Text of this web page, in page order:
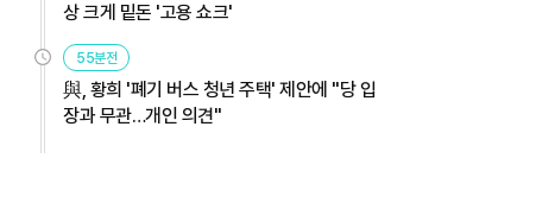
상 크게 밑돈 '고용 쇼크'
55분전
與, 황희 '폐기 버스 청년 주택' 제안에 "당 입
장과 무관…개인 의견"